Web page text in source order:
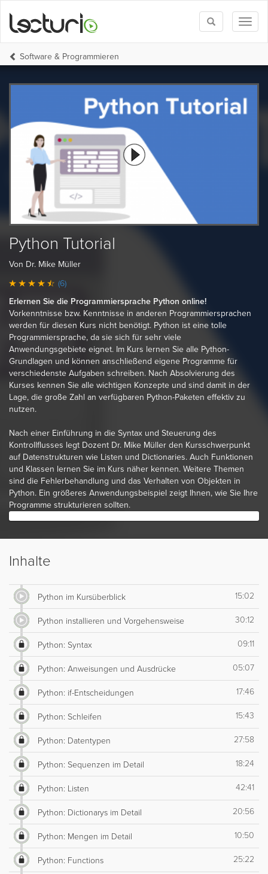
Toggle
search
Software & Programmieren
Python Tutorial
Von Dr. Mike Müller
(6)
Erlernen Sie die Programmiersprache Python online!
Vorkenntnisse bzw. Kenntnisse in anderen Programmiersprachen
werden für diesen Kurs nicht benötigt. Python ist eine tolle
Programmiersprache, da sie sich für sehr viele
Anwendungsgebiete eignet. Im Kurs lernen Sie alle Python-
Grundlagen und können anschließend eigene Programme für
verschiedenste Aufgaben schreiben. Nach Absolvierung des
Kurses kennen Sie alle wichtigen Konzepte und sind damit in der
Lage, die große Zahl an verfügbaren Python-Paketen effektiv zu
nutzen.
Nach einer Einführung in die Syntax und Steuerung des
Kontrollflusses legt Dozent Dr. Mike Müller den Kursschwerpunkt
auf Datenstrukturen wie Listen und Dictionaries. Auch Funktionen
und Klassen lernen Sie im Kurs näher kennen. Weitere Themen
sind die Fehlerbehandlung und das Verhalten von Objekten in
Python. Ein größeres Anwendungsbeispiel zeigt Ihnen, wie Sie Ihre
Programme strukturieren sollten.
Inhalte
Python im Kursüberblick 15:02
Python installieren und Vorgehensweise 30:12
Python: Syntax 09:11
Python: Anweisungen und Ausdrücke 05:07
Python: if-Entscheidungen 17:46
Python: Schleifen 15:43
Python: Datentypen 27:58
Python: Sequenzen im Detail 18:24
Python: Listen 42:41
Python: Dictionarys im Detail 20:56
Python: Mengen im Detail 10:50
Python: Functions 25:22